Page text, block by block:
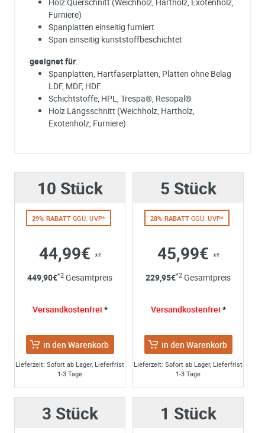
Furniere)
Spanplatten einseitig furniert
Span einseitig kunststoffbeschichtet
geeignet für:
Spanplatten, Hartfaserplatten, Platten ohne Belag
LDF, MDF, HDF
Schichtstoffe, HPL, Trespa®, Resopal®
Holz Längsschnitt (Weichholz, Hartholz,
Exotenholz, Furniere)
Bitte unterbreiten Sie mir ein Angebot:
Bitte teilen Sie uns die gewünschte Menge mit
Ihre Anschrift
Firma:
e-mail*:
*
Ich stimme zu, dass meine Angaben aus dem
Kontaktformular zur Beantwortung meiner Anfrage
und verarbeitet werden. Die Daten werden nach
abgeschlossener Bearbeitung Ihrer Anfrage gelöscht. Sie
können Ihre Einwilligung jederzeit für die Zukunft per E-
widerrufen. Detaillierte Informationen zum Umgang mit
10 Stück
29% RABATT GGÜ. UVP*
44,99€ *²
449,90€*2 Gesamtpreis
Versandkostenfrei *
in den Warenkorb
Lieferzeit: Sofort ab Lager, Lieferfrist
1-3 Tage
5 Stück
28% RABATT GGÜ. UVP*
45,99€ *²
229,95€*2 Gesamtpreis
Versandkostenfrei *
in den Warenkorb
Lieferzeit: Sofort ab Lager, Lieferfrist
1-3 Tage
3 Stück 1 Stück